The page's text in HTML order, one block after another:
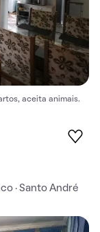
aceita animais.
· Santo André